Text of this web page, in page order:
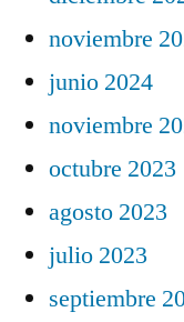
noviembre
junio 2024
noviembre
octubre 2023
agosto 2023
julio 2023
septiembre